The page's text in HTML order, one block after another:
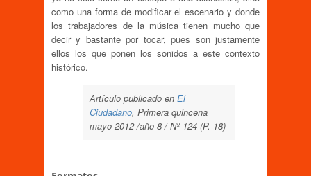
como una forma de modificar el escenario y donde
los trabajadores de la música tienen mucho que
decir y bastante por tocar, pues son justamente
ellos los que ponen los sonidos a este contexto
histórico.
Artículo publicado en El
Ciudadano, Primera quincena
mayo 2012 /año 8 / Nº 124 (P. 18)